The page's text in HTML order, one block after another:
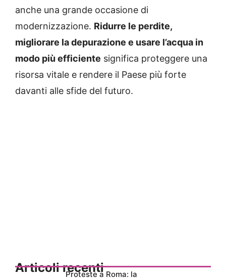
anche una grande occasione di
modernizzazione. Ridurre le perdite,
migliorare la depurazione e usare l’acqua in
modo più efficiente significa proteggere una
risorsa vitale e rendere il Paese più forte
davanti alle sfide del futuro.
Articoli recenti
Proteste a Roma: la